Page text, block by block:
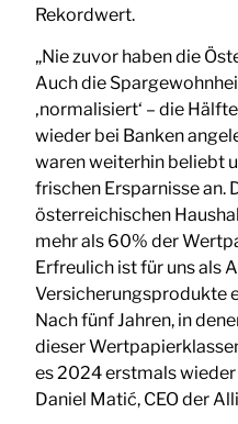
Rekordwert.
„Nie zuvor haben die
Auch die
‚normalisiert‘ – die
wieder bei Banken
waren weiterhin beliebt
frischen Ersparnisse an.
österreichischen
mehr als 60% der
Erfreulich ist für uns als
Versicherungsprodukte
Nach fünf Jahren, in
dieser
es 2024 erstmals
Daniel Matić, CEO der